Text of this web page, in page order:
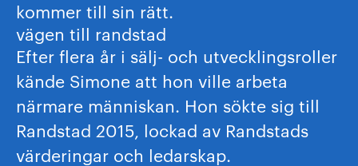
kommer till sin rätt.
vägen till randstad
Efter flera år i sälj- och utvecklingsroller
kände Simone att hon ville arbeta
närmare människan. Hon sökte sig till
Randstad 2015, lockad av Randstads
värderingar och ledarskap.